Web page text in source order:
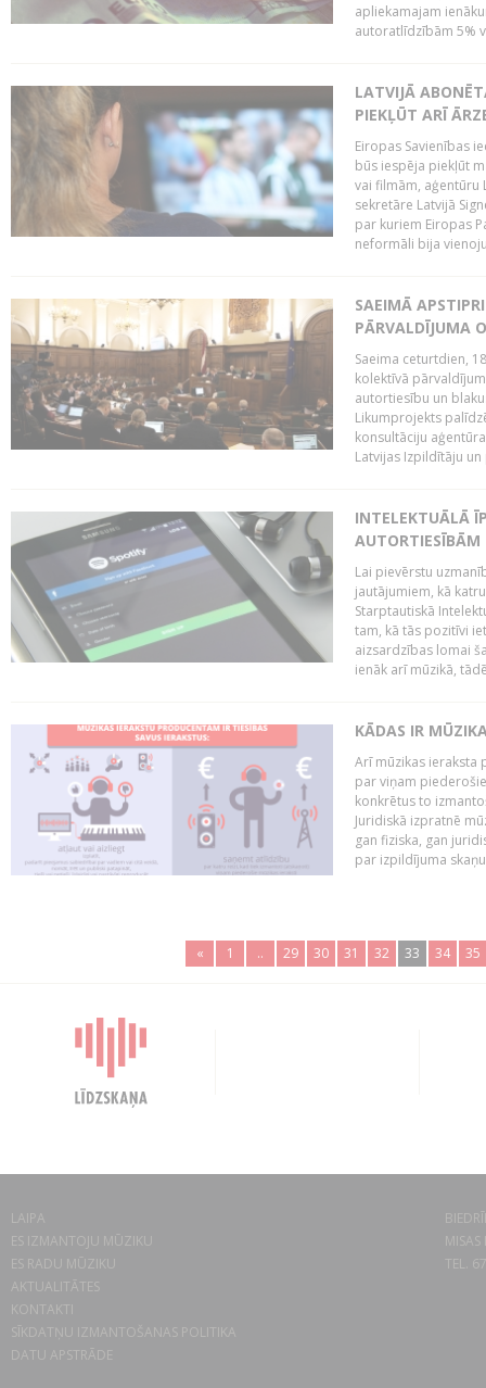
apliekamajam
autoratlīdzībām 5%
LATVIJĀ
PIEKĻŪT ARĪ
Eiropas Savienības
būs iespēja piekļūt
vai filmām, aģentūru
sekretāre Latvijā
par kuriem Eiropas
neformāli bija
SAEIMĀ
PĀRVALDĪJUMA
Saeima ceturtdien,
kolektīvā
autortiesību un
Likumprojekts
konsultāciju
Latvijas Izpildītāju
INTELEKTUĀLĀ
Lai pievērstu
jautājumiem, kā
Starptautiskā
tam, kā tās pozitīvi
aizsardzības lomai
ienāk arī mūzikā,
KĀDAS IR
Arī mūzikas ieraksta
par viņam
konkrētus to
Juridiskā izpratnē
gan fiziska, gan
par izpildījuma
« 1 .. 29 30 31 32 33 34 35
LAIPA
ES IZMANTOJU MŪZIKU
ES RADU MŪZIKU
AKTUALITĀTES
KONTAKTI
SĪKDATŅU IZMANTOŠANAS POLITIKA
DATU APSTRĀDE
TEL.